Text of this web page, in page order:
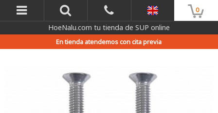
0
HoeNalu.com tu tienda de SUP online
En tienda atendemos con cita previa